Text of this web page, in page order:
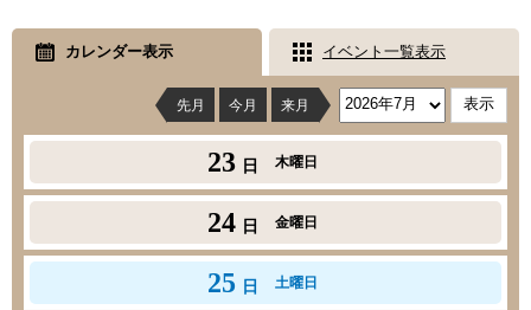
カレンダー表示 イベント一覧表示
先月 今月 来月
23 日 木曜日
24 日 金曜日
25 日 土曜日